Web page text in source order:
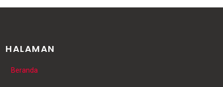
HALAMAN
Beranda